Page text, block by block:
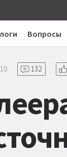
Вопросы
132